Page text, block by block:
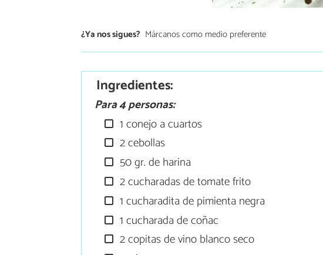
¿Ya nos sigues? Márcanos como medio preferente
Ingredientes:
Para 4 personas:
1 conejo a cuartos
2 cebollas
50 gr. de harina
2 cucharadas de tomate frito
1 cucharadita de pimienta negra
1 cucharada de coñac
2 copitas de vino blanco seco